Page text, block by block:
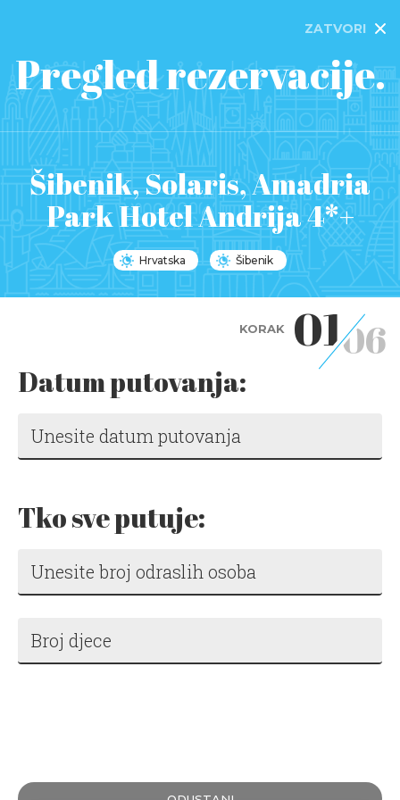
ZATVORI
Pregled rezervacije.
Šibenik, Solaris, Amadria
Park Hotel Andrija 4*+
Hrvatska Šibenik
KORAK 0106
Datum putovanja:
Tko sve putuje: